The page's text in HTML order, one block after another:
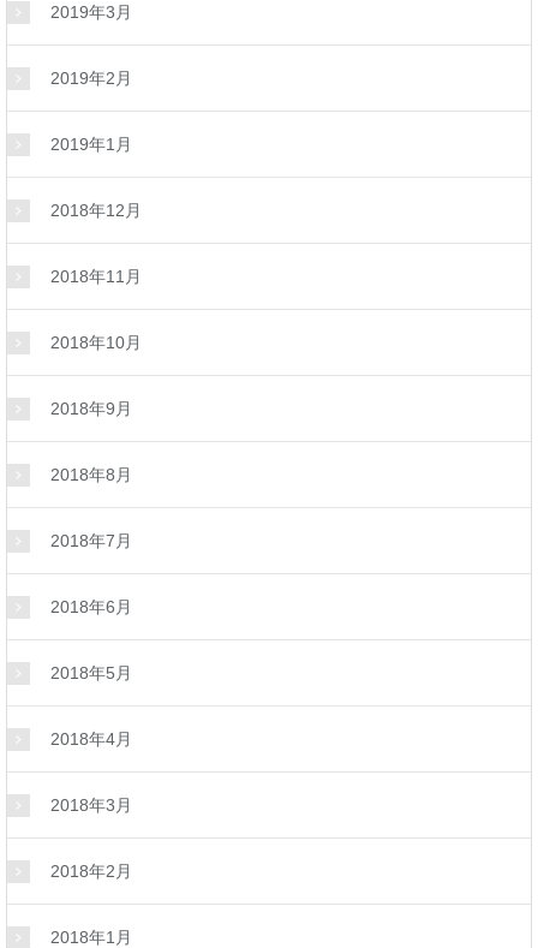
2019年3月
2019年2月
2019年1月
2018年12月
2018年11月
2018年10月
2018年9月
2018年8月
2018年7月
2018年6月
2018年5月
2018年4月
2018年3月
2018年2月
2018年1月